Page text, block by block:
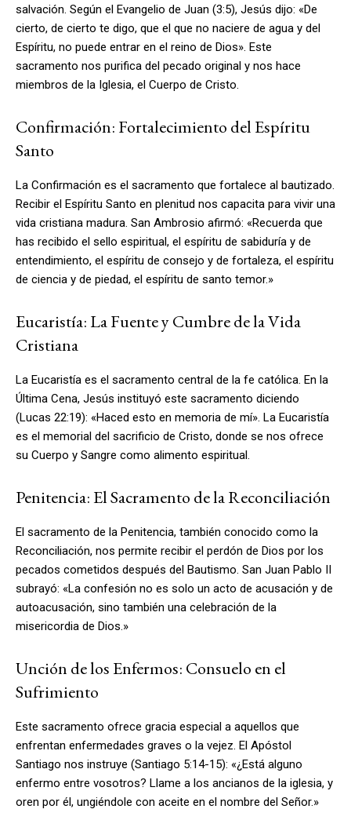
salvación. Según el Evangelio de Juan (3:5), Jesús dijo: «De
cierto, de cierto te digo, que el que no naciere de agua y del
Espíritu, no puede entrar en el reino de Dios». Este
sacramento nos purifica del pecado original y nos hace
miembros de la Iglesia, el Cuerpo de Cristo.
Confirmación: Fortalecimiento del Espíritu
Santo
La Confirmación es el sacramento que fortalece al bautizado.
Recibir el Espíritu Santo en plenitud nos capacita para vivir una
vida cristiana madura. San Ambrosio afirmó: «Recuerda que
has recibido el sello espiritual, el espíritu de sabiduría y de
entendimiento, el espíritu de consejo y de fortaleza, el espíritu
de ciencia y de piedad, el espíritu de santo temor.»
Eucaristía: La Fuente y Cumbre de la Vida
Cristiana
La Eucaristía es el sacramento central de la fe católica. En la
Última Cena, Jesús instituyó este sacramento diciendo
(Lucas 22:19): «Haced esto en memoria de mí». La Eucaristía
es el memorial del sacrificio de Cristo, donde se nos ofrece
su Cuerpo y Sangre como alimento espiritual.
Penitencia: El Sacramento de la Reconciliación
El sacramento de la Penitencia, también conocido como la
Reconciliación, nos permite recibir el perdón de Dios por los
pecados cometidos después del Bautismo. San Juan Pablo II
subrayó: «La confesión no es solo un acto de acusación y de
autoacusación, sino también una celebración de la
misericordia de Dios.»
Unción de los Enfermos: Consuelo en el
Sufrimiento
Este sacramento ofrece gracia especial a aquellos que
enfrentan enfermedades graves o la vejez. El Apóstol
Santiago nos instruye (Santiago 5:14-15): «¿Está alguno
enfermo entre vosotros? Llame a los ancianos de la iglesia, y
oren por él, ungiéndole con aceite en el nombre del Señor.»